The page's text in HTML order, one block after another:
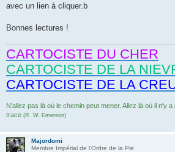
avec un lien à cliquer.b
Bonnes lectures !
CARTOCISTE DU CHER
CARTOCISTE DE LA
CARTOCISTE DE LA
N'allez pas là où le chemin peut mener. Allez là où il n'y
trace (R. W. Emerson)
Majordomi
Membre Impérial de l'Ordre de la Pie